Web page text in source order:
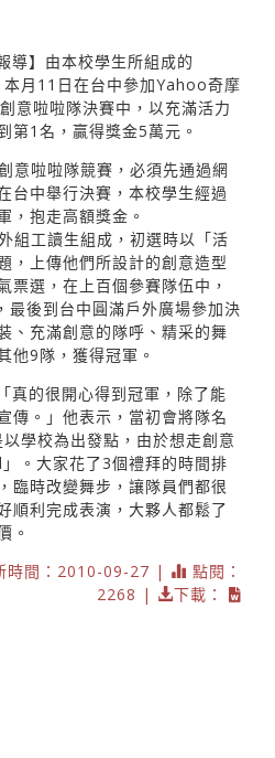
導】由本校學生所組成的
本月11日在台中參加Yahoo奇摩
意啦啦隊決賽中，以充滿活力
第1名，贏得獎金5萬元。
意啦啦隊競賽，必須先通過網
台中舉行決賽，本校學生經過
，抱走高額獎金。
組工讀生組成，初選時以「活
，上傳他們所設計的創意造型
票選，在上百個參賽隊伍中，
最後到台中圓滿戶外廣場參加決
、充滿創意的隊呼、精采的舞
他9隊，獲得冠軍。
真的很開心得到冠軍，除了能
傳。」他表示，當初會將隊名
學校為出發點，由於想走創意
。大家花了3個禮拜的時間排
臨時改變舞步，讓隊員們都很
順利完成表演，大夥人都鬆了
。
時間：2010-09-27 |
點閱：
2268 |
下載：